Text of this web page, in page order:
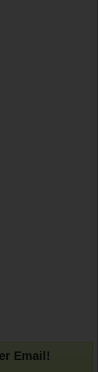
Email!